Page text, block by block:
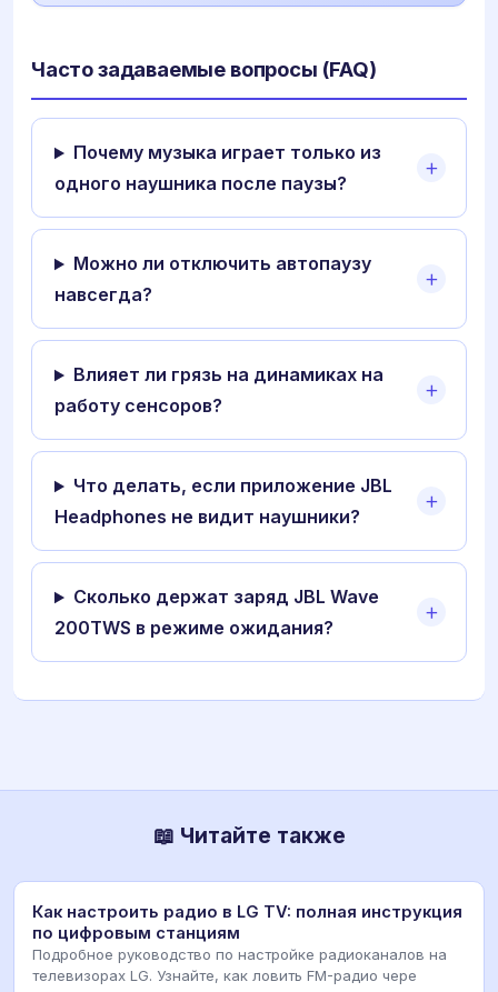
Часто задаваемые вопросы (FAQ)
Почему музыка играет только из
одного наушника после паузы?
Можно ли отключить автопаузу
навсегда?
Влияет ли грязь на динамиках на
работу сенсоров?
Что делать, если приложение JBL
Headphones не видит наушники?
Сколько держат заряд JBL Wave
200TWS в режиме ожидания?
📖 Читайте также
Как настроить радио в LG TV: полная инструкция
по цифровым станциям
Подробное руководство по настройке радиоканалов на
телевизорах LG. Узнайте, как ловить FM-радио чере